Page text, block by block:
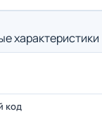
характеристики
код